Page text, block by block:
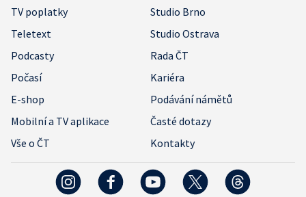
TV poplatky
Studio Brno
Teletext
Studio Ostrava
Podcasty
Rada ČT
Počasí
Kariéra
E-shop
Podávání námětů
Mobilní a TV aplikace
Časté dotazy
Vše o ČT
Kontakty